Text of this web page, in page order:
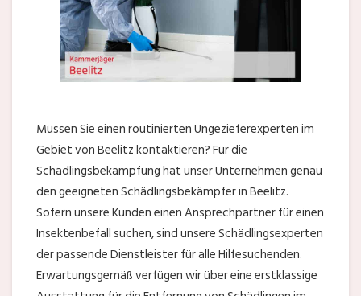
Müssen Sie einen routinierten Ungezieferexperten im
Gebiet von Beelitz kontaktieren? Für die
Schädlingsbekämpfung hat unser Unternehmen genau
den geeigneten Schädlingsbekämpfer in Beelitz.
Sofern unsere Kunden einen Ansprechpartner für einen
Insektenbefall suchen, sind unsere Schädlingsexperten
der passende Dienstleister für alle Hilfesuchenden.
Erwartungsgemäß verfügen wir über eine erstklassige